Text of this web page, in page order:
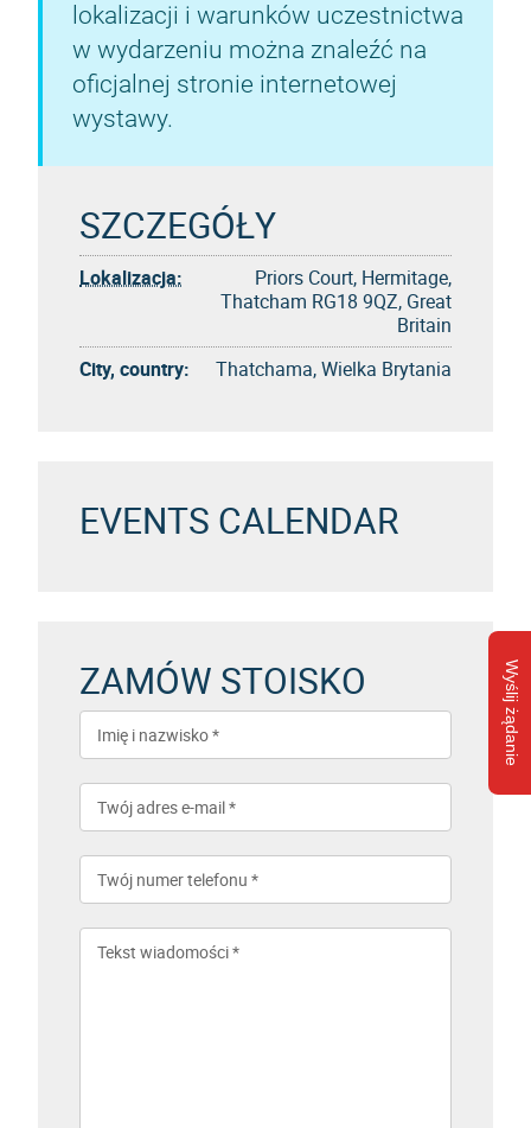
Wyślij żądanie
lokalizacji i warunków uczestnictwa
w wydarzeniu można znaleźć na
oficjalnej stronie internetowej
wystawy.
SZCZEGÓŁY
Lokalizacja:
Priors Court, Hermitage,
Thatcham RG18 9QZ, Great
Britain
City, country:
Thatchama, Wielka Brytania
EVENTS CALENDAR
ZAMÓW STOISKO